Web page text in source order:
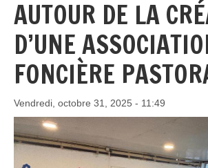
AUTOUR DE LA
D’UNE
FONCIÈRE
Vendredi, octobre 31, 2025 - 11:49